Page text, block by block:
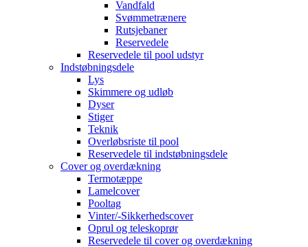
Vandfald
Svømmetrænere
Rutsjebaner
Reservedele
Reservedele til pool udstyr
Indstøbningsdele
Lys
Skimmere og udløb
Dyser
Stiger
Teknik
Overløbsriste til pool
Reservedele til indstøbningsdele
Cover og overdækning
Termotæppe
Lamelcover
Pooltag
Vinter/-Sikkerhedscover
Oprul og teleskoprør
Reservedele til cover og overdækning